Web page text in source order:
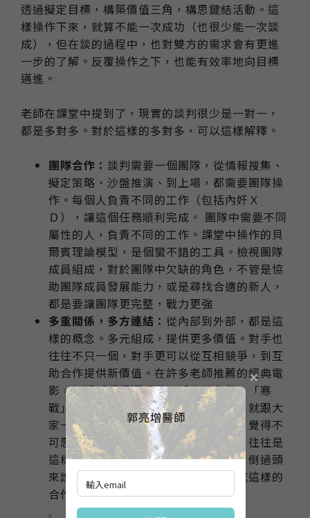
透過擬定目標，構築價值三角，構思鍵結活動。這
樣操作下來，就算不能一次成功（也很少能一次談
成），但在談的過程中，也對雙方的需求會有更進
一步的了解。反覆操作之下，也能有效率地向目標
邁進。
老師在課堂中提到了，現實的談判很少是一對一，
都是多對多。對於這樣的多對多，可以這樣解釋。
團隊合作： 談判需要一個團隊，從情報搜集、
擬定策略、沙盤推演、到上場，都需要團隊操
作。每個人負責不同的工作（包括內奸Ｘ
Ｄ），讓這個任務順利完成。 團隊中需要不同
屬性的人，負責不同的工作。課堂中操作的貝
爾賓理論模型，是個蠻不錯的工具。檢視團隊
成員組成，對於團隊中欠缺的角色，不管是協
助團隊成員發展能力，或是尋找合適的新人，
都是要讓團隊更完整，戰力更強
多重關係，多方連結： 從內部到外部，都是這
樣的概念。多元組成，提供更多價值。對手也
往往不只一個，對手更可以從互相競爭，到互
助合作提供新價值。在許多老師推薦的經典電
影，包括「超級選秀日」「攻敵必救」「寒
戰」都有類似場景。沒接觸談判之前，就跟大
家一樣，對這樣峰迴路轉的劇情場景，覺得不
可思議。但老師提到，在現實世界中，往往是
這樣運作，才能提供雙方更多的價值。倒過頭
來說，就是能創造更多價值，才能促成這樣的
合作。
郭亮增醫師